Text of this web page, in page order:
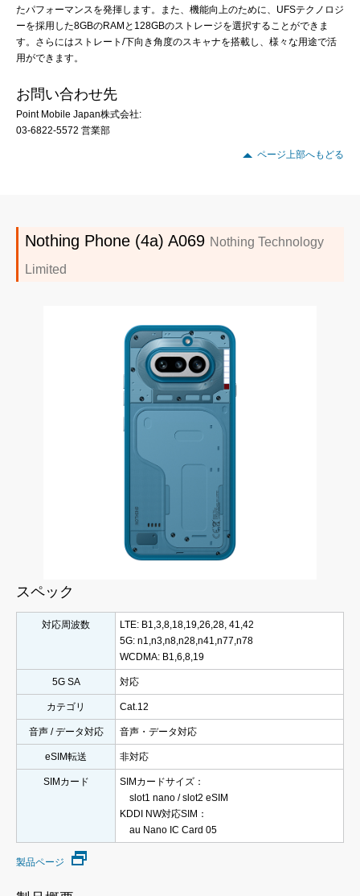
たパフォーマンスを発揮します。また、機能向上のために、UFSテクノロジ
ーを採用した8GBのRAMと128GBのストレージを選択することができま
す。さらにはストレート/下向き角度のスキャナを搭載し、様々な用途で活
用ができます。
お問い合わせ先
Point Mobile Japan株式会社:
03-6822-5572 営業部
ページ上部へもどる
Nothing Phone (4a) A069 Nothing Technology
Limited
スペック
対応周波数
LTE: B1,3,8,18,19,26,28, 41,42
5G: n1,n3,n8,n28,n41,n77,n78
WCDMA: B1,6,8,19
5G SA 対応
カテゴリ Cat.12
音声 / データ対応 音声・データ対応
eSIM転送 非対応
SIMカード
SIMカードサイズ：
slot1 nano / slot2 eSIM
KDDI NW対応SIM：
au Nano IC Card 05
製品ページ